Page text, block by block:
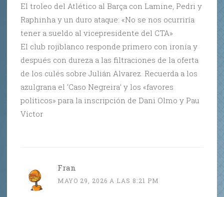
El troleo del Atlético al Barça con Lamine, Pedri y
Raphinha y un duro ataque: «No se nos ocurriría
tener a sueldo al vicepresidente del CTA»
El club rojiblanco responde primero con ironía y
después con dureza a las filtraciones de la oferta
de los culés sobre Julián Alvarez. Recuerda a los
azulgrana el ‘Caso Negreira’ y los «favores
políticos» para la inscripción de Dani Olmo y Pau
Víctor
Fran
MAYO 29, 2026 A LAS 8:21 PM